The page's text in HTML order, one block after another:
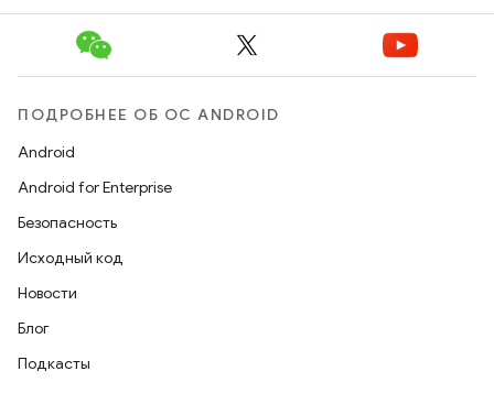
ПОДРОБНЕЕ ОБ ОС ANDROID
Android
Android for Enterprise
Безопасность
Исходный код
Новости
Блог
Подкасты